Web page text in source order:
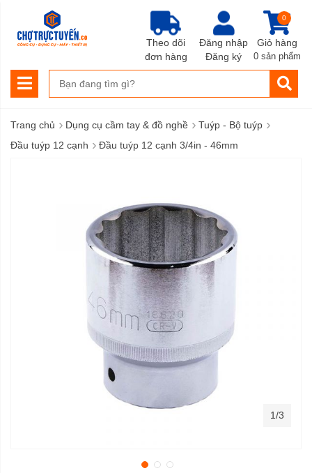
Đăng nhập
Đăng ký
Giỏ hàng
0
0 sản phẩm
Theo dõi
đơn hàng
Trang chủ › Dụng cụ cầm tay & đồ nghề › Tuýp - Bộ tuýp ›
Đầu tuýp 12 cạnh › Đầu tuýp 12 cạnh 3/4in - 46mm
1/3